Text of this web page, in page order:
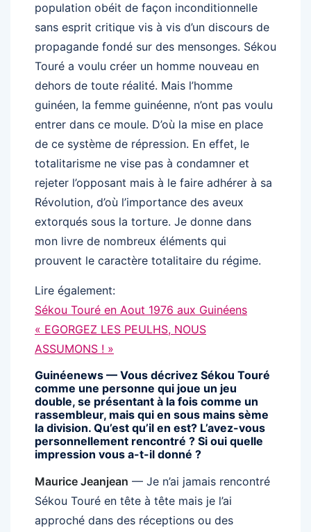
population obéit de façon inconditionnelle
sans esprit critique vis à vis d’un discours de
propagande fondé sur des mensonges. Sékou
Touré a voulu créer un homme nouveau en
dehors de toute réalité. Mais l’homme
guinéen, la femme guinéenne, n’ont pas voulu
entrer dans ce moule. D’où la mise en place
de ce système de répression. En effet, le
totalitarisme ne vise pas à condamner et
rejeter l’opposant mais à le faire adhérer à sa
Révolution, d’où l’importance des aveux
extorqués sous la torture. Je donne dans
mon livre de nombreux éléments qui
prouvent le caractère totalitaire du régime.
Lire également:
Sékou Touré en Aout 1976 aux Guinéens
« EGORGEZ LES PEULHS, NOUS
ASSUMONS ! »
Guinéenews — Vous décrivez Sékou Touré
comme une personne qui joue un jeu
double, se présentant à la fois comme un
rassembleur, mais qui en sous mains sème
la division. Qu’est qu’il en est? L’avez-vous
personnellement rencontré ? Si oui quelle
impression vous a-t-il donné ?
Maurice Jeanjean — Je n’ai jamais rencontré
Sékou Touré en tête à tête mais je l’ai
approché dans des réceptions ou des